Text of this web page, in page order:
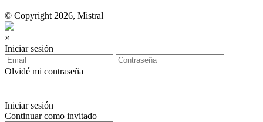
© Copyright 2026, Mistral
×
Iniciar sesión
Olvidé mi contraseña
Iniciar sesión
Continuar como invitado